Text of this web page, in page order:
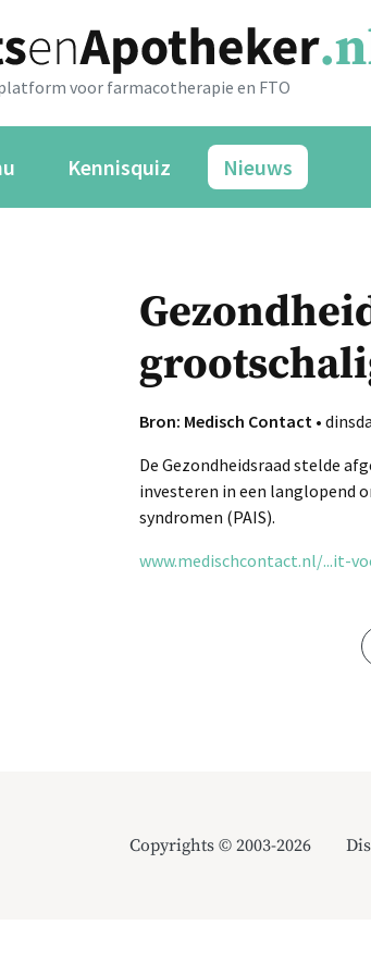
voor farmacotherapie en FTO
Kennisquiz Nieuws
Bron: Medisch Contact •
De Gezondheidsraad stelde
investeren in een langlopend
syndromen (PAIS).
www.medischcontact.nl/...it-
Copyrights © 2003-2026